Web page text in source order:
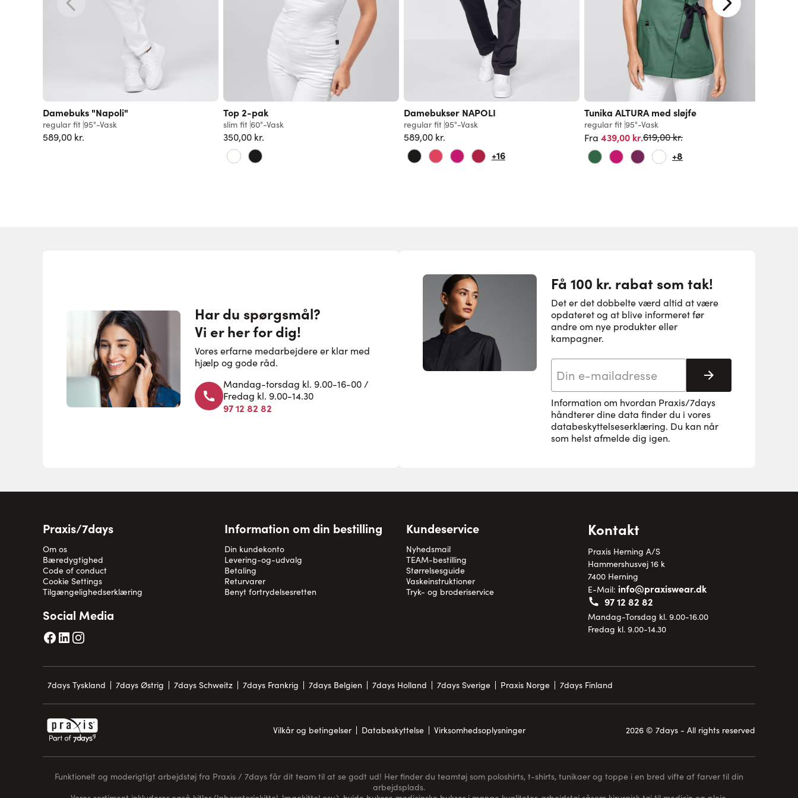
Damebuks "Napoli"
regular fit 95°-Vask
589,00 kr.
Top 2-pak
slim fit 60°-Vask
350,00 kr.
Damebukser NAPOLI
regular fit 95°-Vask
589,00 kr.
+16
Tunika ALTURA med sløjfe
regular fit 95°-Vask
Fra 439,00 kr.Normalpris
619,00 kr.
+8
Har du spørgsmål?
Vi er her for dig!
Vores erfarne medarbejdere er klar med
hjælp og gode råd.
Mandag-torsdag kl. 9.00-16-00 /
Fredag kl. 9.00-14.30
97 12 82 82
Få 100 kr. rabat som tak!
Det er det dobbelte værd altid at være
opdateret og at blive informeret før
andre om nye produkter eller
kampagner.
Tilmeld her
Information om hvordan Praxis/7days
håndterer dine data finder du i vores
databeskyttelseserklæring. Du kan når
som helst afmelde dig igen.
Praxis/7days
Om os
Bæredygtighed
Code of conduct
Cookie Settings
Tilgængelighedserklæring
Information om din bestilling
Din kundekonto
Levering-og-udvalg
Betaling
Returvarer
Benyt fortrydelsesretten
Kundeservice
Nyhedsmail
TEAM-bestilling
Størrelsesguide
Vaskeinstruktioner
Tryk- og broderiservice
Kontakt
Praxis Herning A/S
Hammershusvej 16 k
7400 Herning
E-Mail: info@praxiswear.dk
97 12 82 82
Mandag-Torsdag kl. 9.00-16.00
Fredag kl. 9.00-14.30
Social Media
7days Tyskland 7days Østrig 7days Schweitz 7days Frankrig 7days Belgien 7days Holland 7days Sverige Praxis Norge 7days Finland
Vilkår og betingelser Databeskyttelse Virksomhedsoplysninger 2026 © 7days - All rights reserved
Funktionelt og moderigtigt arbejdstøj fra Praxis / 7days får dit team til at se godt ud! Her finder du teamtøj som poloshirts, t-shirts, tunikaer og toppe i en bred vifte af farver til din
arbejdsplads.